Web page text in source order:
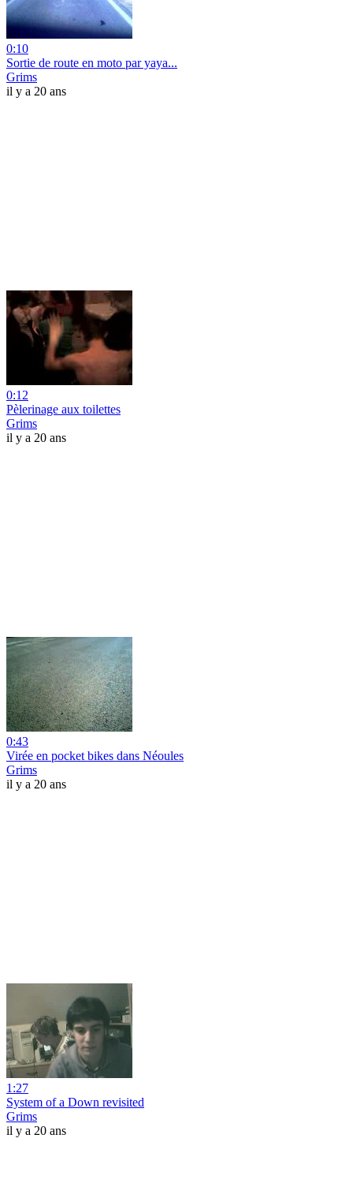
0:10
Sortie de route en moto par yaya...
Grims
il y a 20 ans
0:12
Pèlerinage aux toilettes
Grims
il y a 20 ans
0:43
Virée en pocket bikes dans Néoules
Grims
il y a 20 ans
1:27
System of a Down revisited
Grims
il y a 20 ans